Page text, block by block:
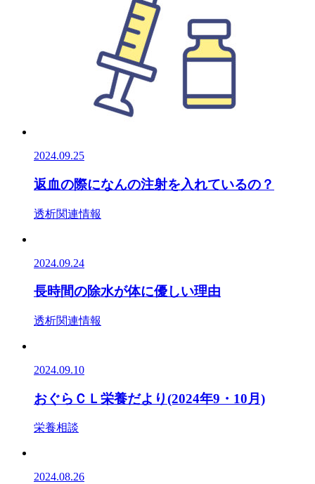
2024.09.25
返血の際になんの注射を入れているの？
透析関連情報
2024.09.24
長時間の除水が体に優しい理由
透析関連情報
2024.09.10
おぐらＣＬ栄養だより(2024年9・10月)
栄養相談
2024.08.26